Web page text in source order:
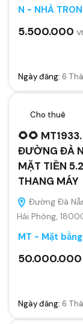
N - NHÀ
5.500.000
Ngày đăng: 6
Cho thuê
🌻🌻
ĐƯỜNG ĐÀ
MẶT TIỀN
THANG MÁY
Đường Đà
Hải Phòng,
MT - Mặt
50.000.000
Ngày đăng: 6